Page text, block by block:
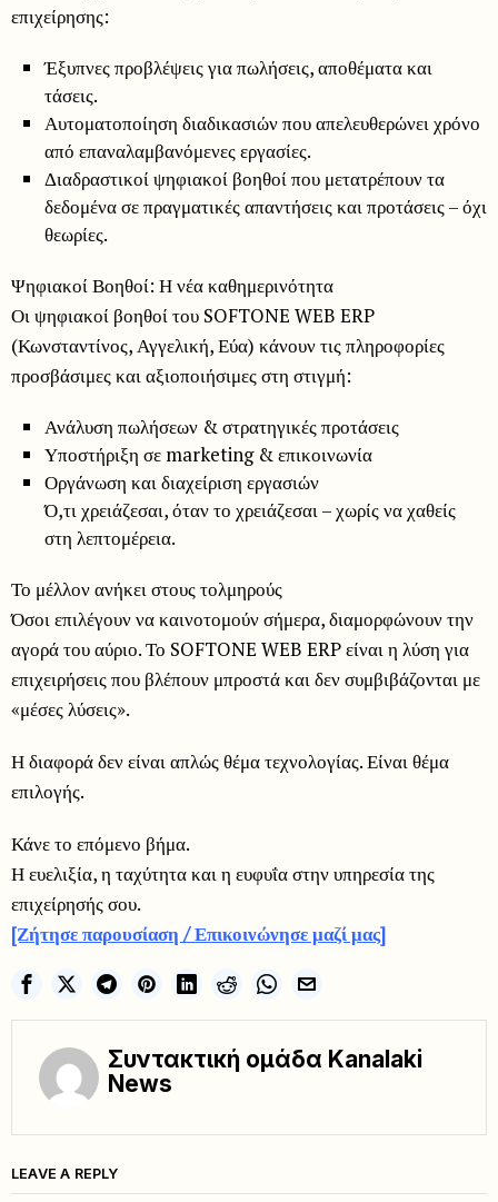
επιχείρησης:
Έξυπνες προβλέψεις για πωλήσεις, αποθέματα και
τάσεις.
Αυτοματοποίηση διαδικασιών που απελευθερώνει χρόνο
από επαναλαμβανόμενες εργασίες.
Διαδραστικοί ψηφιακοί βοηθοί που μετατρέπουν τα
δεδομένα σε πραγματικές απαντήσεις και προτάσεις – όχι
θεωρίες.
Ψηφιακοί Βοηθοί: Η νέα καθημερινότητα
Οι ψηφιακοί βοηθοί του SOFTONE WEB ERP
(Κωνσταντίνος, Αγγελική, Εύα) κάνουν τις πληροφορίες
προσβάσιμες και αξιοποιήσιμες στη στιγμή:
Ανάλυση πωλήσεων & στρατηγικές προτάσεις
Υποστήριξη σε marketing & επικοινωνία
Οργάνωση και διαχείριση εργασιών
Ό,τι χρειάζεσαι, όταν το χρειάζεσαι – χωρίς να χαθείς
στη λεπτομέρεια.
Το μέλλον ανήκει στους τολμηρούς
Όσοι επιλέγουν να καινοτομούν σήμερα, διαμορφώνουν την
αγορά του αύριο. Το SOFTONE WEB ERP είναι η λύση για
επιχειρήσεις που βλέπουν μπροστά και δεν συμβιβάζονται με
«μέσες λύσεις».
Η διαφορά δεν είναι απλώς θέμα τεχνολογίας. Είναι θέμα
επιλογής.
Κάνε το επόμενο βήμα.
Η ευελιξία, η ταχύτητα και η ευφυΐα στην υπηρεσία της
επιχείρησής σου.
[Ζήτησε παρουσίαση / Επικοινώνησε μαζί μας]
Συντακτική ομάδα Kanalaki
News
LEAVE A REPLY